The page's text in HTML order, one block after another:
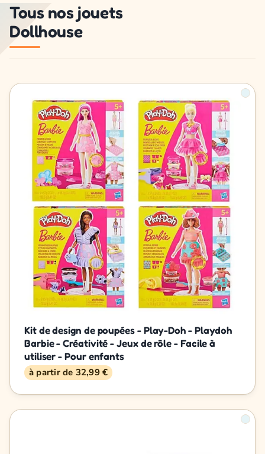
Tous nos jouets
Dollhouse
Kit de design de poupées - Play-Doh - Playdoh
Barbie - Créativité - Jeux de rôle - Facile à
utiliser - Pour enfants
à partir de 32,99 €